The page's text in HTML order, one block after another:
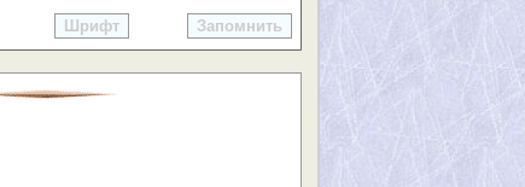
Шрифт Запомнить